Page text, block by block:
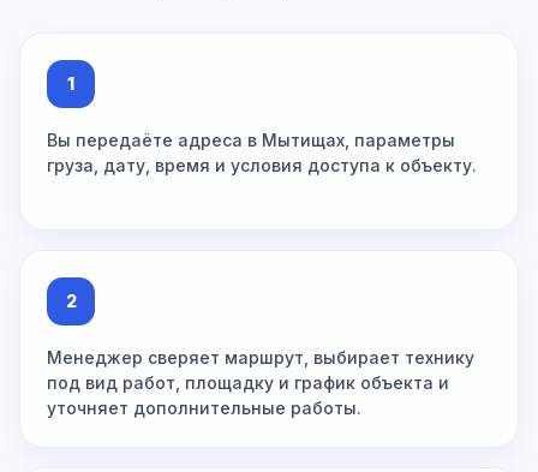
1
Вы передаёте адреса в Мытищах, параметры
груза, дату, время и условия доступа к объекту.
2
Менеджер сверяет маршрут, выбирает технику
под вид работ, площадку и график объекта и
уточняет дополнительные работы.